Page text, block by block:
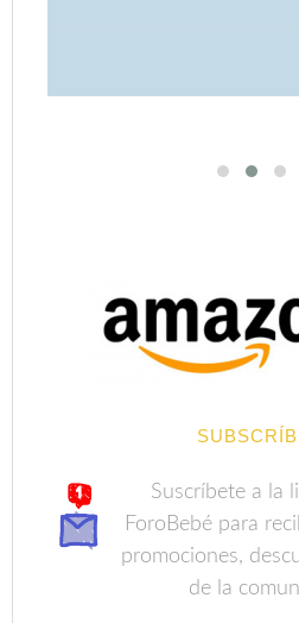
Suscríbete a la
ForoBebé para
promociones,
de la